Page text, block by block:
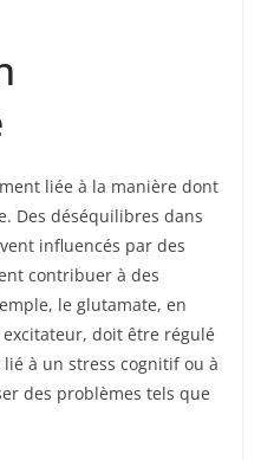
liée à la manière dont
Des déséquilibres dans
influencés par des
contribuer à des
le glutamate, en
doit être régulé
lié à un stress cognitif ou à
des problèmes tels que